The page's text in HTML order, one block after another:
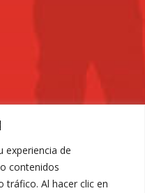
experiencia de
contenidos
tráfico. Al hacer clic en